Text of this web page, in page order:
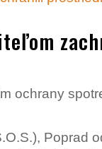
ochrany
Poprad